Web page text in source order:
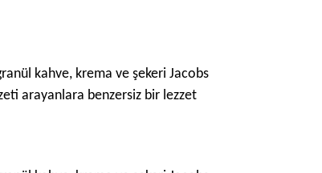
kahve, krema ve şekeri Jacobs
arayanlara benzersiz bir lezzet